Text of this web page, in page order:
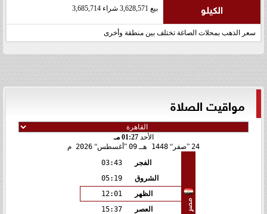
الكيلو بيع 3,628,571 شراء 3,685,714
سعر الذهب بمحلات الصاغة تختلف بين منطقة وأخرى
مواقيت الصلاة
الأحد01:27 مـ
24 صفر 1448 هـ 09 أغسطس 2026 م
مصر
الفجر
03:43
الشروق
05:19
الظهر
12:01
العصر
15:37